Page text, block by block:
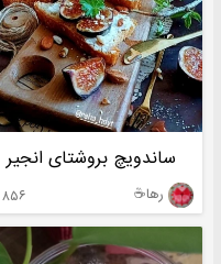
ساندویچ بروشتای انجیر
رها☕️ ۸۵۶